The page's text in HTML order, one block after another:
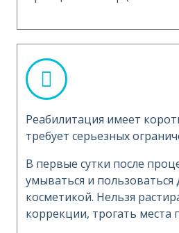
Реабилитация имеет
требует серьезных
В первые сутки после
умываться и
косметикой. Нельзя
коррекции, трогать места